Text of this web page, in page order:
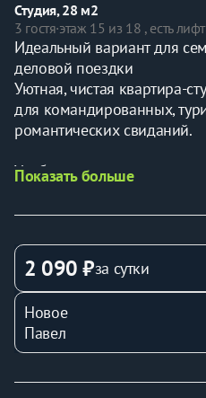
Студия, 28 м2
3 гостя·этаж 15 из 18 , есть лифт
Идeaльный вариант для
деловой пoездки
Уютная, чистая квартира-
для командированных,
романтических свиданий.
Удобное расположение:
- ТЦ Столица, ТЦ
- Ледовый дворец
- ФОЦ Созвездие
- Бизнес центр метеор
- 6ГКБ
В шаговой доступности
- Пятёрочка, красное и
Показать больше
2 090 ₽за сутки
Новое
Павел